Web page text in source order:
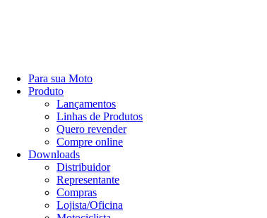
Para sua Moto
Produto
Lançamentos
Linhas de Produtos
Quero revender
Compre online
Downloads
Distribuidor
Representante
Compras
Lojista/Oficina